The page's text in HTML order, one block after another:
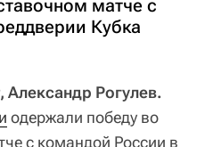
матче с
Кубка
Александр Рогулев.
одержали победу во
с командой России в